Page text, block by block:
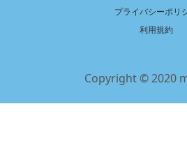
プライバシーポリ
利用規約
Copyright © 2020